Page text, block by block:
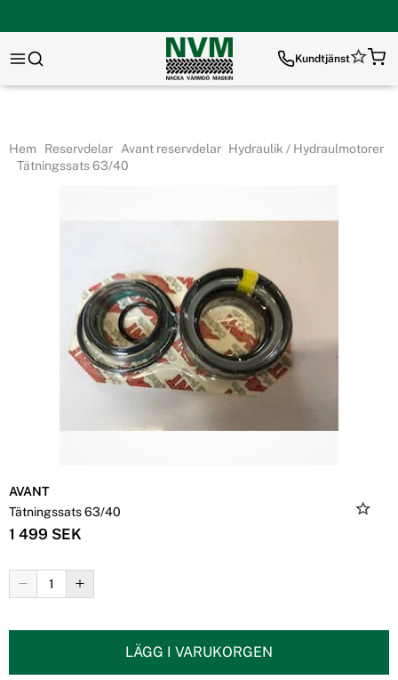
Kundtjänst
Hem Reservdelar Avant reservdelar Hydraulik / Hydraulmotorer
Tätningssats 63/40
AVANT
Tätningssats 63/40
1 499 SEK
LÄGG I VARUKORGEN